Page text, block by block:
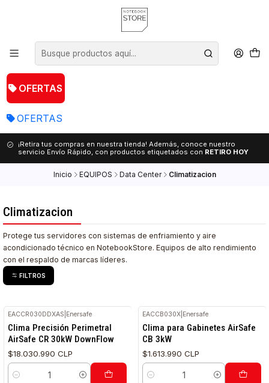
OFERTAS
OFERTAS
¡Retira tus compras en nuestra tienda! Además, conoce nuestro
servicio Envío Rápido, con productos etiquetados con RETIRO HOY
Inicio EQUIPOS Data Center Climatizacion
Climatizacion
Protege tus servidores con sistemas de enfriamiento y aire
acondicionado técnico en NotebookStore. Equipos de alto rendimiento
con el respaldo de marcas líderes.
FILTROS
EACCR030DDXAS Enersafe
Clima Precisión Perimetral
AirSafe CR 30kW DownFlow
$18.030.990 CLP
Cantidad
EACCB030X Enersafe
Clima para Gabinetes AirSafe
CB 3kW
$1.613.990 CLP
Cantidad